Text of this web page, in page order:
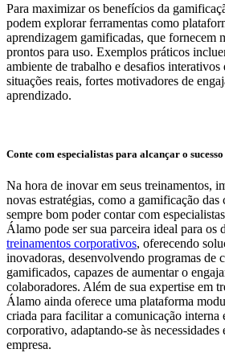
Para maximizar os benefícios da
podem explorar ferramentas como
aprendizagem gamificadas, que fornecem
prontos para uso. Exemplos práticos
ambiente de trabalho e desafios interativos
situações reais, fortes motivadores de
aprendizado.
Conte com especialistas para alcançar o sucesso
Na hora de inovar em seus treinamentos,
novas estratégias, como a gamificação das
sempre bom poder contar com
Álamo pode ser sua parceira ideal para os
treinamentos corporativos, oferecendo
inovadoras, desenvolvendo programas de
gamificados, capazes de aumentar o
colaboradores. Além de sua expertise em
Álamo ainda oferece uma plataforma
criada para facilitar a comunicação interna
corporativo, adaptando-se às necessidades
empresa.